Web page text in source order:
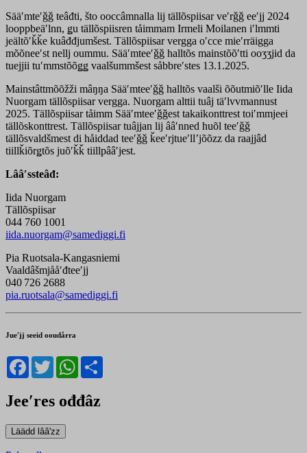
Sääʹmteʹǧǧ teâđti, što ooccâmnalla lij tällõspiisar veʹrǧǧ eeʹjj 2024
looppbeäʹlnn, ǥu tällõspiisren tåimmam Irmeli Moilanen iʹlmmti
jeältõʹǩǩe kuâđđjumšest. Tällõspiisar vergga oʹcce mieʹrräigga
mõõneeʹst nellj oummu. Sääʹmteeʹǧǧ halltõs mainstõõʹtti ooʒʒjid da
tuejjii tuʹmmstõõǥǥ vaalšummšest såbbreʹstes 13.1.2025.
Mainstâttmõõžži mâŋŋa Sääʹmteeʹǧǧ halltõs vaalši õõutmiõʹlle Iida
Nuorgam tällõspiisar vergga. Nuorgam alttii tuâj täʹlvvmannust
2025. Tällõspiisar tåimm Sääʹmteeʹǧǧest takaikonttrest toiʹmmjeei
tällõskonttrest. Tällõspiisar tuâjjan lij ââʹnned huõl teeʹǧǧ
tällõsvaldšmest di håiddad teeʹǧǧ ǩeeʹrjtueʹllʼjõõzz da raajjâd
tiillǩiõrǥtõs juõʹǩǩ tiillpââʹjest.
Lââʹssteâđ:
Iida Nuorgam
Tällõspiisar
044 760 1001
iida.nuorgam@samediggi.fi
Pia Ruotsala-Kangasniemi
Vaaldâšmjååʹđteeʹjj
040 726 2688
pia.ruotsala@samediggi.fi
Jueʹjj seeid ooudårra
Facebook
TwitterWhatsApp
Jeeʹres ođđâz